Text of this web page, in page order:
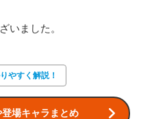
いました。
やすく解説！
登場キャラまとめ